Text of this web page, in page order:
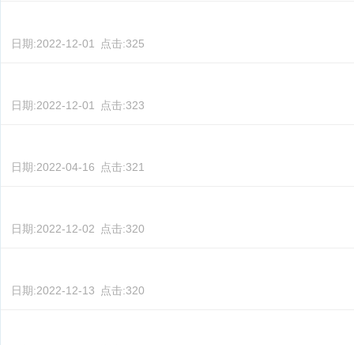
日期:2022-12-01 点击:325
日期:2022-12-01 点击:323
日期:2022-04-16 点击:321
日期:2022-12-02 点击:320
日期:2022-12-13 点击:320